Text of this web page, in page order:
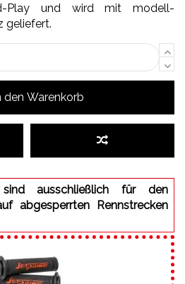
Play und wird mit modell-
geliefert.
den Warenkorb
ausschließlich für den
abgesperrten Rennstrecken